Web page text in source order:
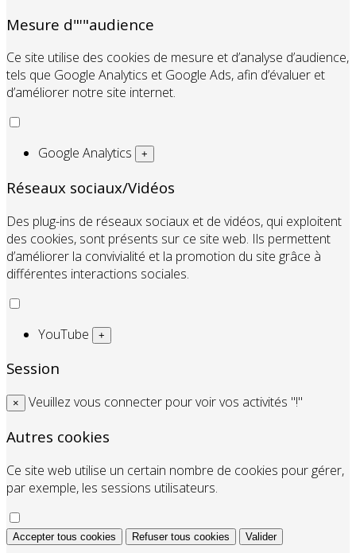
Mesure d"'"audience
Ce site utilise des cookies de mesure et d’analyse d’audience,
tels que Google Analytics et Google Ads, afin d’évaluer et
d’améliorer notre site internet.
Google Analytics +
Réseaux sociaux/Vidéos
Des plug-ins de réseaux sociaux et de vidéos, qui exploitent
des cookies, sont présents sur ce site web. Ils permettent
d’améliorer la convivialité et la promotion du site grâce à
différentes interactions sociales.
YouTube +
Session
× Veuillez vous connecter pour voir vos activités "!"
Autres cookies
Ce site web utilise un certain nombre de cookies pour gérer,
par exemple, les sessions utilisateurs.
Accepter tous cookies Refuser tous cookies Valider